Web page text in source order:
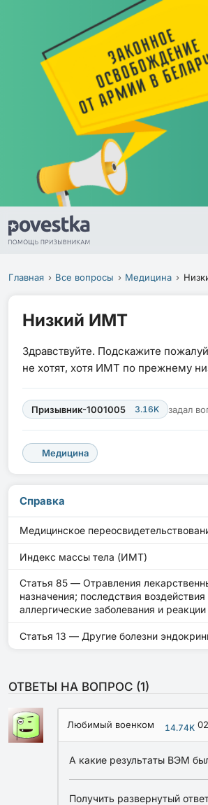
Главная Все вопросы Медицина
Низкий ИМТ
Здравствуйте. Подскажите
не хотят, хотя ИМТ по прежнему
Призывник-1001005 3.16K задал
Медицина
Справка
Медицинское
Индекс массы тела (ИМТ)
Статья 85 — Отравления
назначения; последствия
аллергические заболевания и реакции
Статья 13 — Другие болезни
ОТВЕТЫ НА ВОПРОС (1)
Любимый военком 14.74K
А какие результаты ВЭМ
Получить развернутый